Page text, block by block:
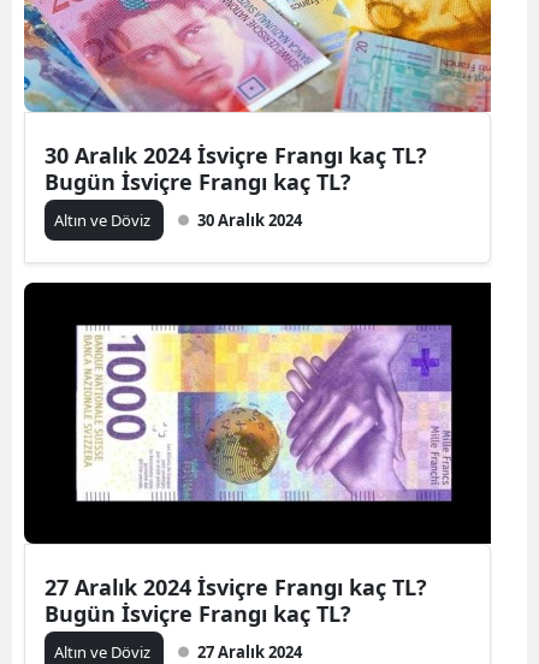
30 Aralık 2024 İsviçre Frangı kaç TL?
Bugün İsviçre Frangı kaç TL?
Altın ve Döviz 30 Aralık 2024
27 Aralık 2024 İsviçre Frangı kaç TL?
Bugün İsviçre Frangı kaç TL?
Altın ve Döviz 27 Aralık 2024